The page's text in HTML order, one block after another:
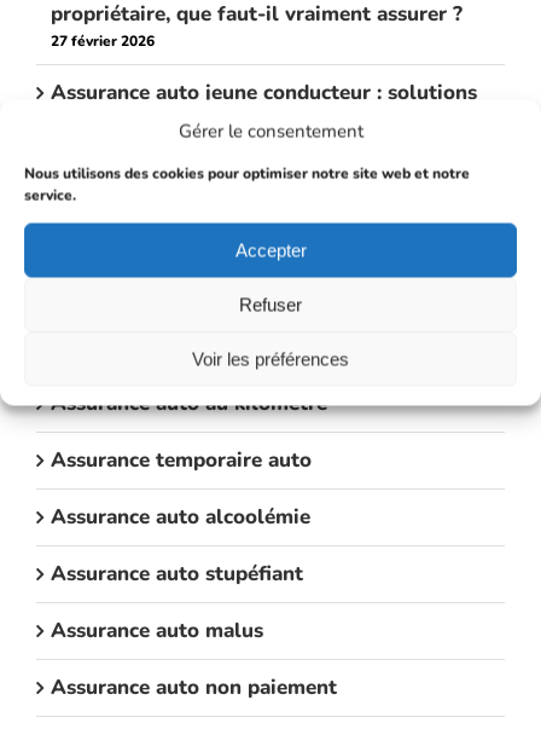
Gérer le consentement
Nous utilisons des cookies pour optimiser notre site web et notre
service.
Accepter
Refuser
Voir les préférences
propriétaire, que faut-il vraiment assurer ?
27 février 2026
Assurance auto jeune conducteur : solutions
et astuces pour payer moins cher
Devis assurance auto Rapide
Assurance auto de luxe
Assurance auto au kilomètre
Assurance temporaire auto
Assurance auto alcoolémie
Assurance auto stupéfiant
Assurance auto malus
Assurance auto non paiement